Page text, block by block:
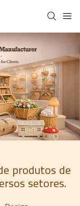
produtos de
setores.